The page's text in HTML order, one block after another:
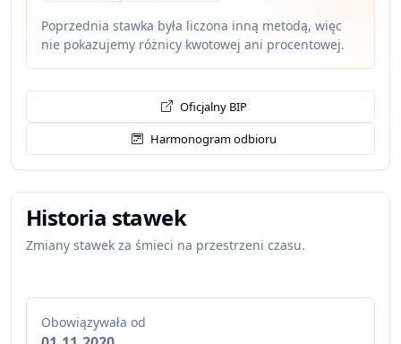
Poprzednia stawka była liczona inną metodą, więc
nie pokazujemy różnicy kwotowej ani procentowej.
Oficjalny BIP
Harmonogram odbioru
Historia stawek
Zmiany stawek za śmieci na przestrzeni czasu.
Obowiązywała od